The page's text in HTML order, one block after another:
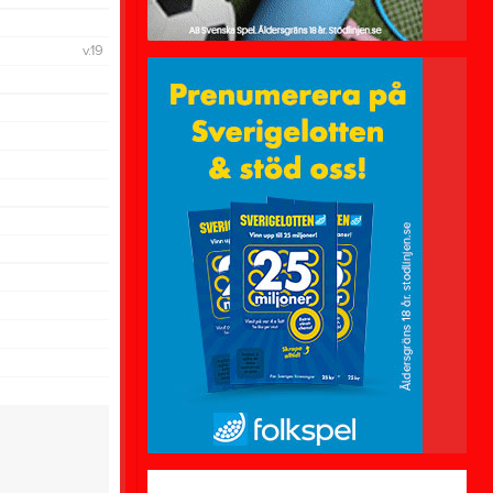
Spelformer
Fogis
Åldersdispens
Övningsbank
Träningstider
Registercentralen
v.19